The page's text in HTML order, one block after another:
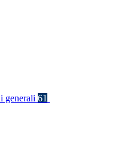
generali 61